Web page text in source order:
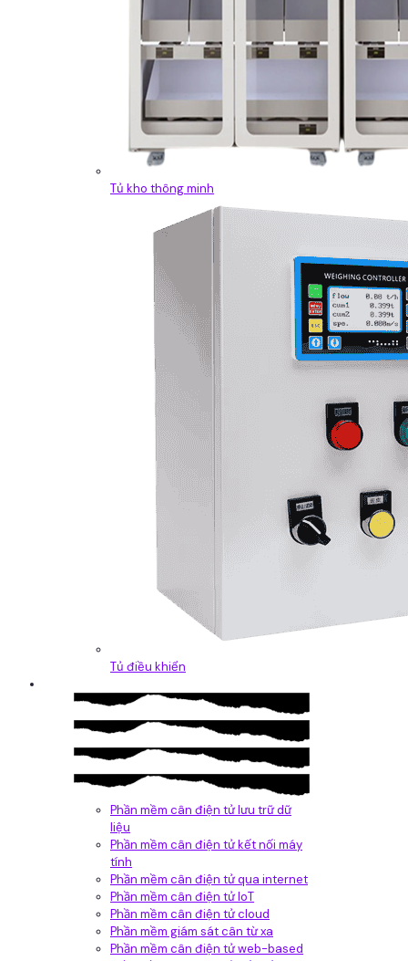
Tủ kho thông minh
Tủ điều khiển
Phần mềm cân điện tử lưu trữ dữ
liệu
Phần mềm cân điện tử kết nối máy
tính
Phần mềm cân điện tử qua internet
Phần mềm cân điện tử IoT
Phần mềm cân điện tử cloud
Phần mềm giám sát cân từ xa
Phần mềm cân điện tử web-based